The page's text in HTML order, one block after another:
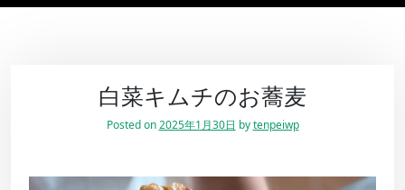
白菜キムチのお蕎麦
Posted on2025年1月30日 bytenpeiwp